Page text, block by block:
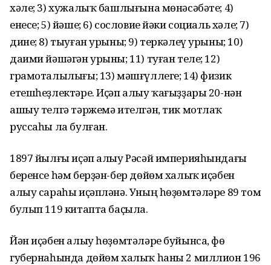
хәле; 3) хужалыҡ башлығына мөнәсәбәте; 4)
енесе; 5) йәше; 6) сословие йәки социаль хәле; 7)
дине; 8) тыуған урыны; 9) теркәлеү урыны; 10)
даими йәшәгән урыны; 11) туған теле; 12)
грамоталылығы; 13) мәшғүллеге; 14) физик
етешһеҙлектәре. Иҫәп алыу ҡағыҙҙары 20-нән
ашыу телгә тәржемә ителгән, тик мотлаҡ
руссаһы ла булған.
1897 йылғы иҫәп алыу Рәсәй империяһындағы
беренсе һәм берҙән-бер дөйөм халыҡ иҫәбен
алыу сараһы иҫәпләнә. Уның һөҙөмтәләре 89 том
булып 119 китапта баҫыла.
Йән иҫәбен алыу һөҙөмтәләре буйынса, Өфө
губернаһында дөйөм халыҡ һаны 2 миллион 196